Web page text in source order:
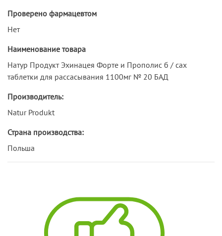
Проверено фармацевтом
Нет
Наименование товара
Натур Продукт Эхинацея Форте и Прополис б / сах
таблетки для рассасывания 1100мг № 20 БАД
Производитель:
Natur Produkt
Страна производства:
Польша